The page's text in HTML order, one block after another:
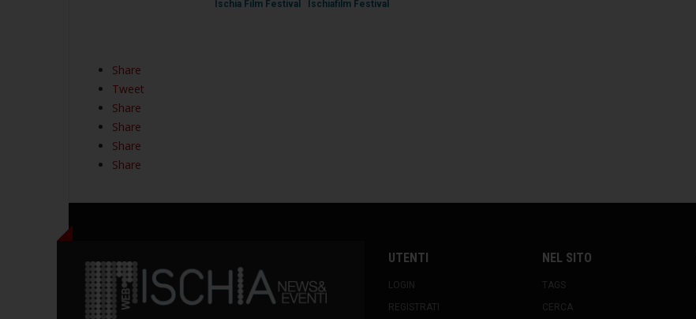
Ischia Film Festival Ischiafilm Festival
Share
Tweet
Share
Share
Share
Share
UTENTI
LOGIN
REGISTRATI
NEL SITO
TAGS
CERCA